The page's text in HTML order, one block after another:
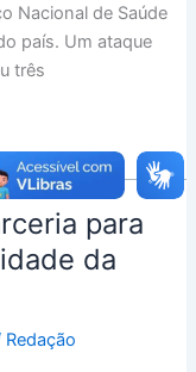
Nacional de Saúde
país. Um ataque
três
para
da
Redação